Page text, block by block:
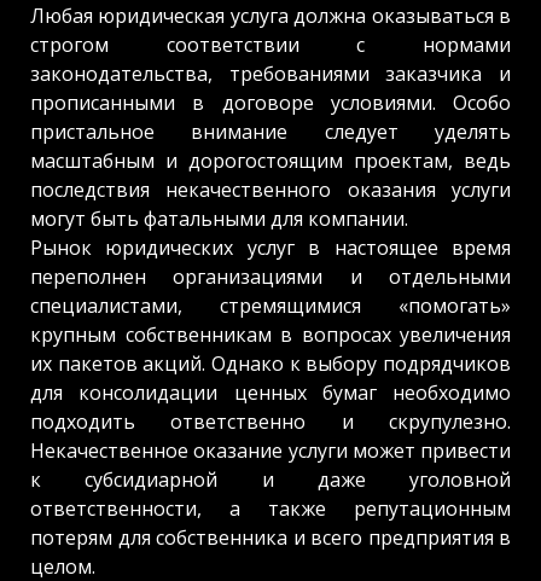
Любая юридическая услуга должна оказываться в
строгом соответствии с нормами
законодательства, требованиями заказчика и
прописанными в договоре условиями. Особо
пристальное внимание следует уделять
масштабным и дорогостоящим проектам, ведь
последствия некачественного оказания услуги
могут быть фатальными для компании.
Рынок юридических услуг в настоящее время
переполнен организациями и отдельными
специалистами, стремящимися «помогать»
крупным собственникам в вопросах увеличения
их пакетов акций. Однако к выбору подрядчиков
для консолидации ценных бумаг необходимо
подходить ответственно и скрупулезно.
Некачественное оказание услуги может привести
к субсидиарной и даже уголовной
ответственности, а также репутационным
потерям для собственника и всего предприятия в
целом.